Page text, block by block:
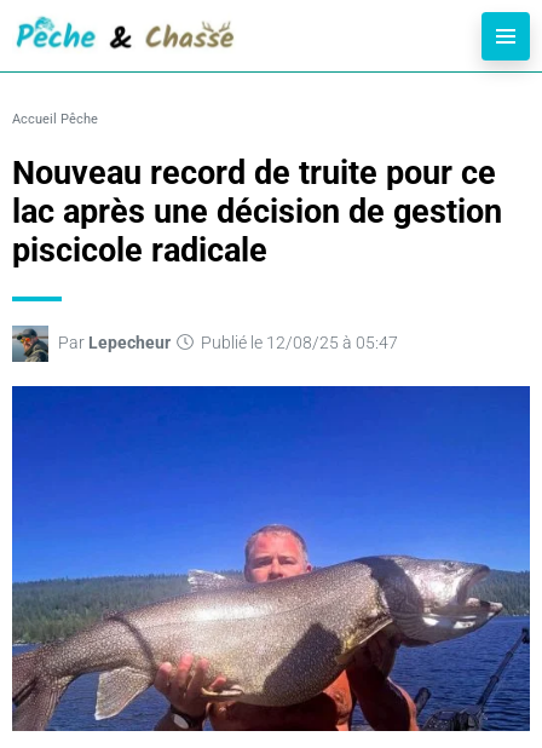
Accueil Pêche
Nouveau record de truite pour ce
lac après une décision de gestion
piscicole radicale
Par Lepecheur Publié le 12/08/25 à 05:47